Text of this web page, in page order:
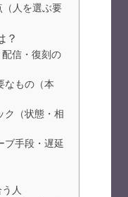
人を選ぶ要
？
信・復刻の
なもの（本
ク（状態・相
ブ手段・遅延
人